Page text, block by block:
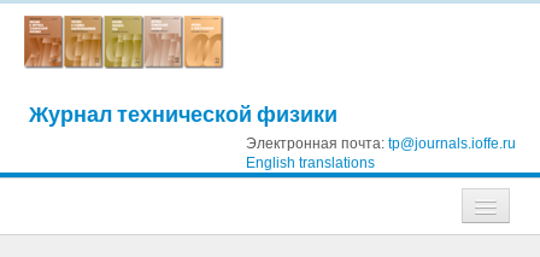
Журнал технической физики
Электронная почта: tp@journals.ioffe.ru
English translations